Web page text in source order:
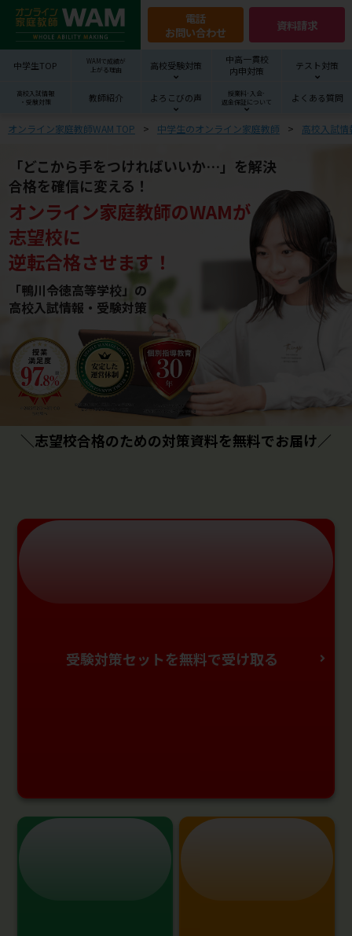
電話
お問い合わせ
資料請求
中学生TOP
WAMで成績が
上がる理由
高校受験対策
中高一貫校
内申対策
テスト対策
高校入試情報
・受験対策
教師紹介 よろこびの声
授業料･入会･
返金保証について
よくある質問
オンライン家庭教師WAM TOP 中学生のオンライン家庭教師 高校入試
「どこから手をつければいいか…」を解決
合格を確信に変える！
オンライン家庭教師のWAMが
志望校に
逆転合格させます！
「鴨川令徳高等学校」の
高校入試情報・受験対策
＼志望校合格のための対策資料を無料でお届け／
受験対策セットを無料で受け取る